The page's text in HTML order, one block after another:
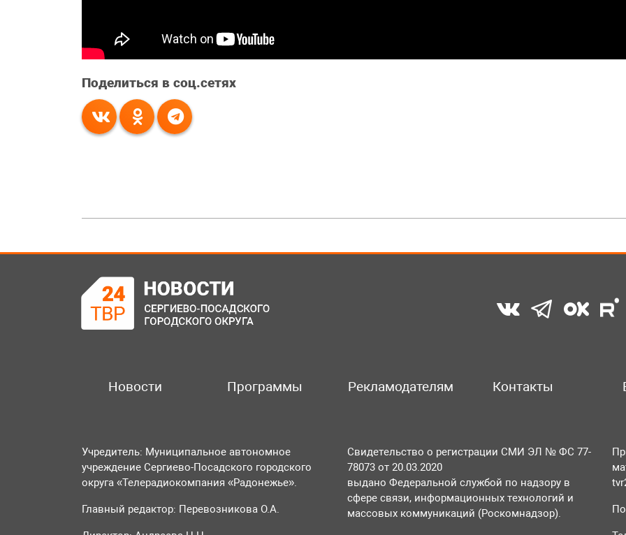
Поделиться в соц.сетях
Новости Программы Рекламодателям Контакты
Учредитель: Муниципальное автономное
учреждение Сергиево-Посадского городского
округа «Телерадиокомпания «Радонежье».
Главный редактор: Перевозникова О.А.
Свидетельство о регистрации СМИ ЭЛ № ФС 77-
78073 от 20.03.2020
выдано Федеральной службой по надзору в
сфере связи, информационных технологий и
массовых коммуникаций (Роскомнадзор).